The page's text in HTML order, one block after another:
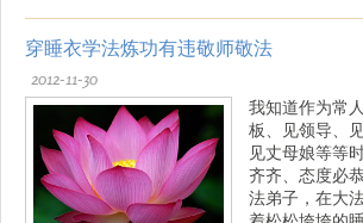
穿睡衣学法炼功有违敬师敬法
2012-11-30
我知道作为常
板、见领导、
见丈母娘等等
齐齐、态度必
法弟子，在大